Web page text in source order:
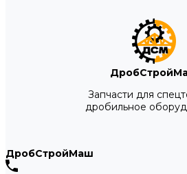
Запчасти для
дробильное
ДробСтройМаш